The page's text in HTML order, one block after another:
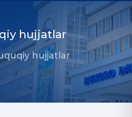
hujjatlar
hujjatlar